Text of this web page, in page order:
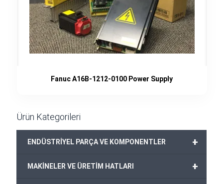
Fanuc A16B-1212-0100 Power Supply
Ürün Kategorileri
+
ENDÜSTRİYEL PARÇA VE KOMPONENTLER
+
MAKİNELER VE ÜRETİM HATLARI